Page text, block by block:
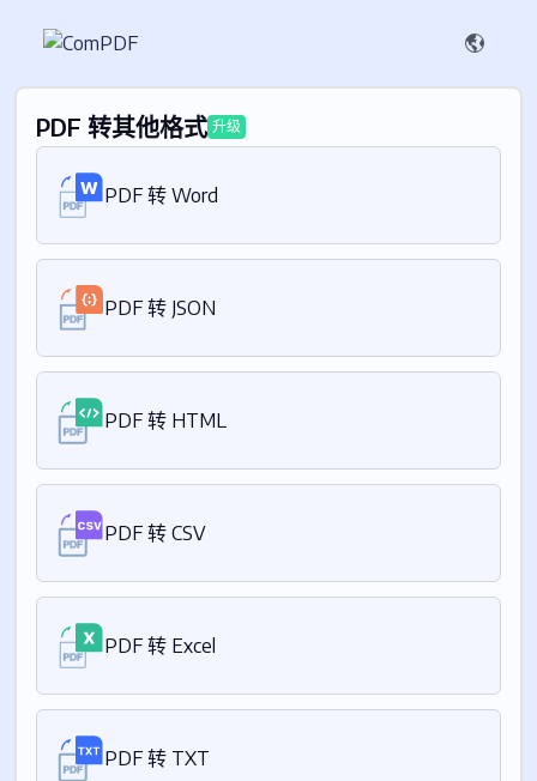
PDF 转其他格式 升级
PDF 转 Word
PDF 转 JSON
PDF 转 HTML
PDF 转 CSV
PDF 转 Excel
PDF 转 TXT